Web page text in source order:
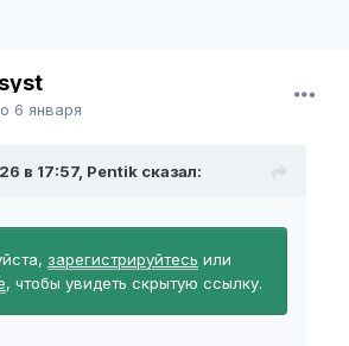
6 января
в 17:57, Pentik сказал:
зарегистрируйтесь или
, чтобы увидеть скрытую ссылку.